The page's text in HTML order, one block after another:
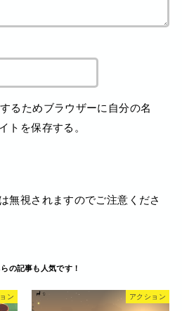
るためブラウザーに自分の名
トを保存する。
無視されますのでご注意くださ
ン アクション